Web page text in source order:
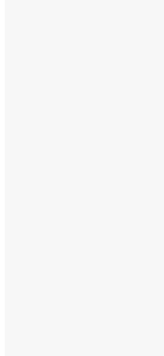
обов’язки все ще виконувались
письмові джерела того часу
різних помісних Церквах це питання
своєму. Однак, у більшості випадків,
переконанні про три основних чини
співець та іподиякон. Всі вони
служіння за допомогою спеціальних